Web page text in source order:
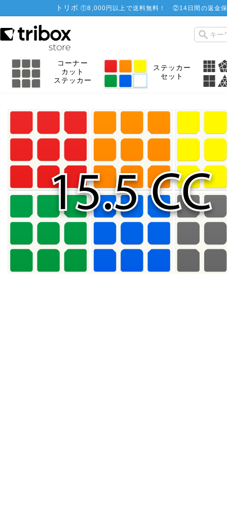
トリボ ①8,000円以上で送料無料！ ②14日間の返金
コーナー
カット
ステッカー
ステッカー
セット